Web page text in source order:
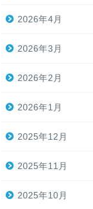
2026年4月
2026年3月
2026年2月
2026年1月
2025年12月
2025年11月
2025年10月